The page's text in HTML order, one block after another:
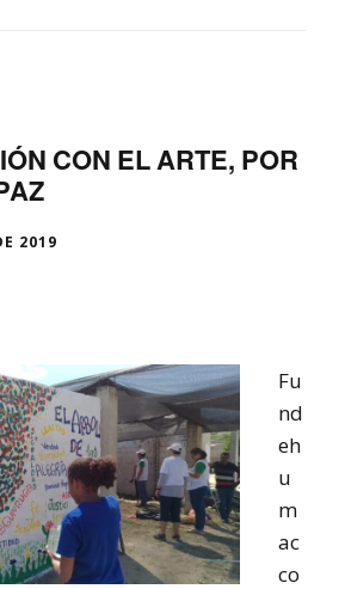
CON EL ARTE, POR
2019
Fu
nd
eh
u
m
ac
co